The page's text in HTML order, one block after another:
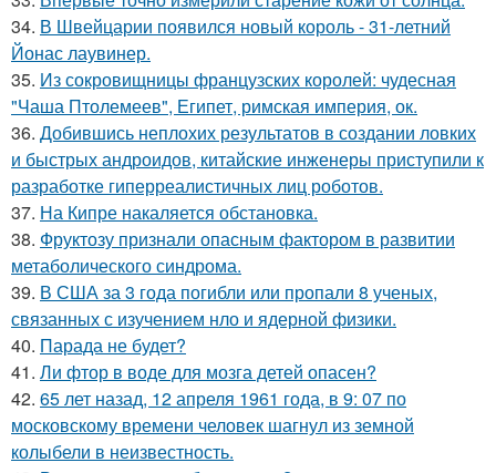
34. В Швейцарии появился новый король - 31-летний
Йонас лаувинер.
35. Из сокровищницы французских королей: чудесная
"Чаша Птолемеев", Египет, римская империя, ок.
36. Добившись неплохих результатов в создании ловких
и быстрых андроидов, китайские инженеры приступили к
разработке гиперреалистичных лиц роботов.
37. На Кипре накаляется обстановка.
38. Фруктозу признали опасным фактором в развитии
метаболического синдрома.
39. В США за 3 года погибли или пропали 8 ученых,
связанных с изучением нло и ядерной физики.
40. Парада не будет?
41. Ли фтор в воде для мозга детей опасен?
42. 65 лет назад, 12 апреля 1961 года, в 9: 07 по
московскому времени человек шагнул из земной
колыбели в неизвестность.